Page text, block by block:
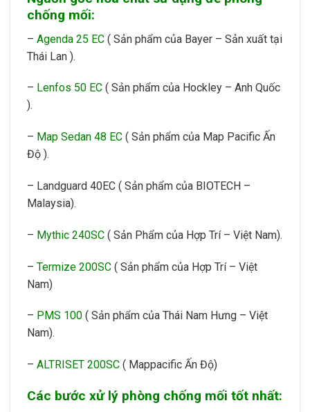
chống mối:
– Agenda 25 EC ( Sản phẩm của Bayer – Sản xuất tại
Thái Lan ).
– Lenfos 50 EC ( Sản phẩm của Hockley – Anh Quốc
).
– Map Sedan 48 EC ( Sản phẩm của Map Pacific Ấn
Độ ).
– Landguard 40EC ( Sản phẩm của BIOTECH –
Malaysia).
– Mythic 240SC ( Sản Phẩm của Hợp Trí – Việt Nam).
– Termize 200SC ( Sản phẩm của Hợp Trí – Việt
Nam)
– PMS 100 ( Sản phẩm của Thái Nam Hưng – Việt
Nam).
– ALTRISET 200SC ( Mappacific Ấn Độ)
Các bước xử lý phòng chống mối tốt nhất: